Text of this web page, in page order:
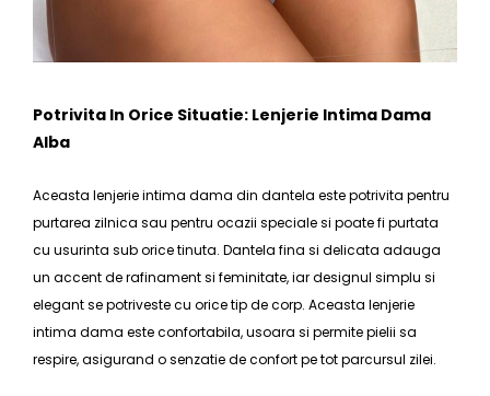
Potrivita In Orice Situatie: Lenjerie Intima Dama
Alba
Aceasta lenjerie intima dama din dantela este potrivita pentru
purtarea zilnica sau pentru ocazii speciale si poate fi purtata
cu usurinta sub orice tinuta. Dantela fina si delicata adauga
un accent de rafinament si feminitate, iar designul simplu si
elegant se potriveste cu orice tip de corp. Aceasta lenjerie
intima dama este confortabila, usoara si permite pielii sa
respire, asigurand o senzatie de confort pe tot parcursul zilei.